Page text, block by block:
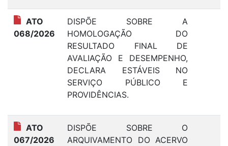
ATO
068/2026
DISPÕE SOBRE A
HOMOLOGAÇÃO DO
RESULTADO FINAL DE
AVALIAÇÃO E DESEMPENHO,
DECLARA ESTÁVEIS NO
SERVIÇO PÚBLICO E
PROVIDÊNCIAS.
ATO
067/2026
DISPÕE SOBRE O
ARQUIVAMENTO DO ACERVO